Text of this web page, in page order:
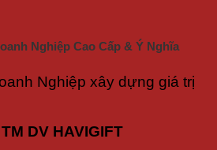
Nghiệp Cao Cấp & Ý Nghĩa
Nghiệp xây dựng giá trị
DV HAVIGIFT